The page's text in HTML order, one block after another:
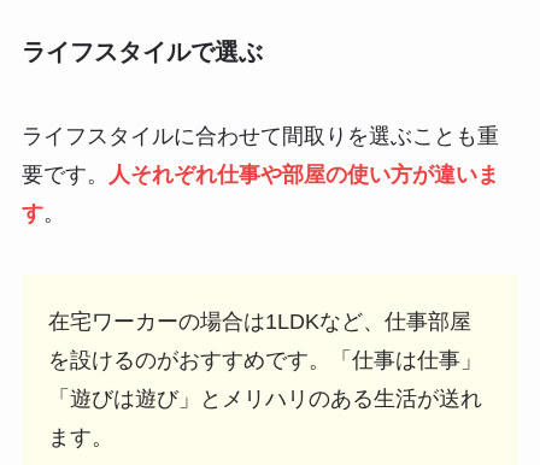
ライフスタイルで選ぶ
ライフスタイルに合わせて間取りを選ぶことも重
要です。
人それぞれ仕事や部屋の使い方が違いま
す。
在宅ワーカーの場合は1LDKなど、仕事部屋
を設けるのがおすすめです。「仕事は仕事」
「遊びは遊び」とメリハリのある生活が送れ
ます。